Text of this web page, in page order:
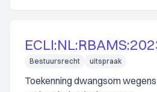
Bestuursrecht uitspraak
Toekenning dwangsom